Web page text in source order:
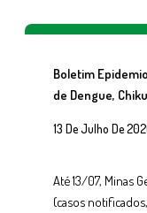
Boletim
de Dengue,
13 De Julho De
Até 13/07, Minas
(casos